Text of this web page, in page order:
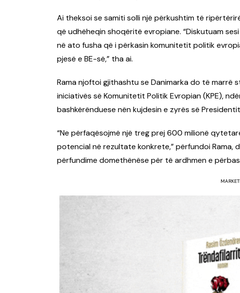
Ai theksoi se samiti solli një përkushtim të
që udhëheqin shoqëritë evropiane. “Diskutuam
në ato fusha që i përkasin komunitetit politik
pjesë e BE-së,” tha ai.
Rama njoftoi gjithashtu se Danimarka do të marrë
iniciativës së Komunitetit Politik Evropian (KPE),
bashkërënduese nën kujdesin e zyrës së
“Ne përfaqësojmë një treg prej 600 milionë
potencial në rezultate konkrete,” përfundoi Rama,
përfundime domethënëse për të ardhmen e